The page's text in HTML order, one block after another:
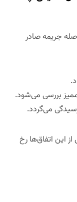
جریمه صادر
بررسی می‌شود.
می‌گردد.
این اتفاق‌ها رخ